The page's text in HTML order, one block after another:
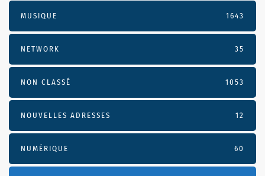
MUSIQUE 1643
NETWORK 35
NON CLASSÉ 1053
NOUVELLES ADRESSES 12
NUMÉRIQUE 60